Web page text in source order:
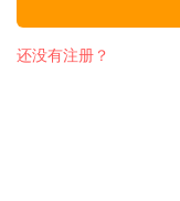
还没有注册？